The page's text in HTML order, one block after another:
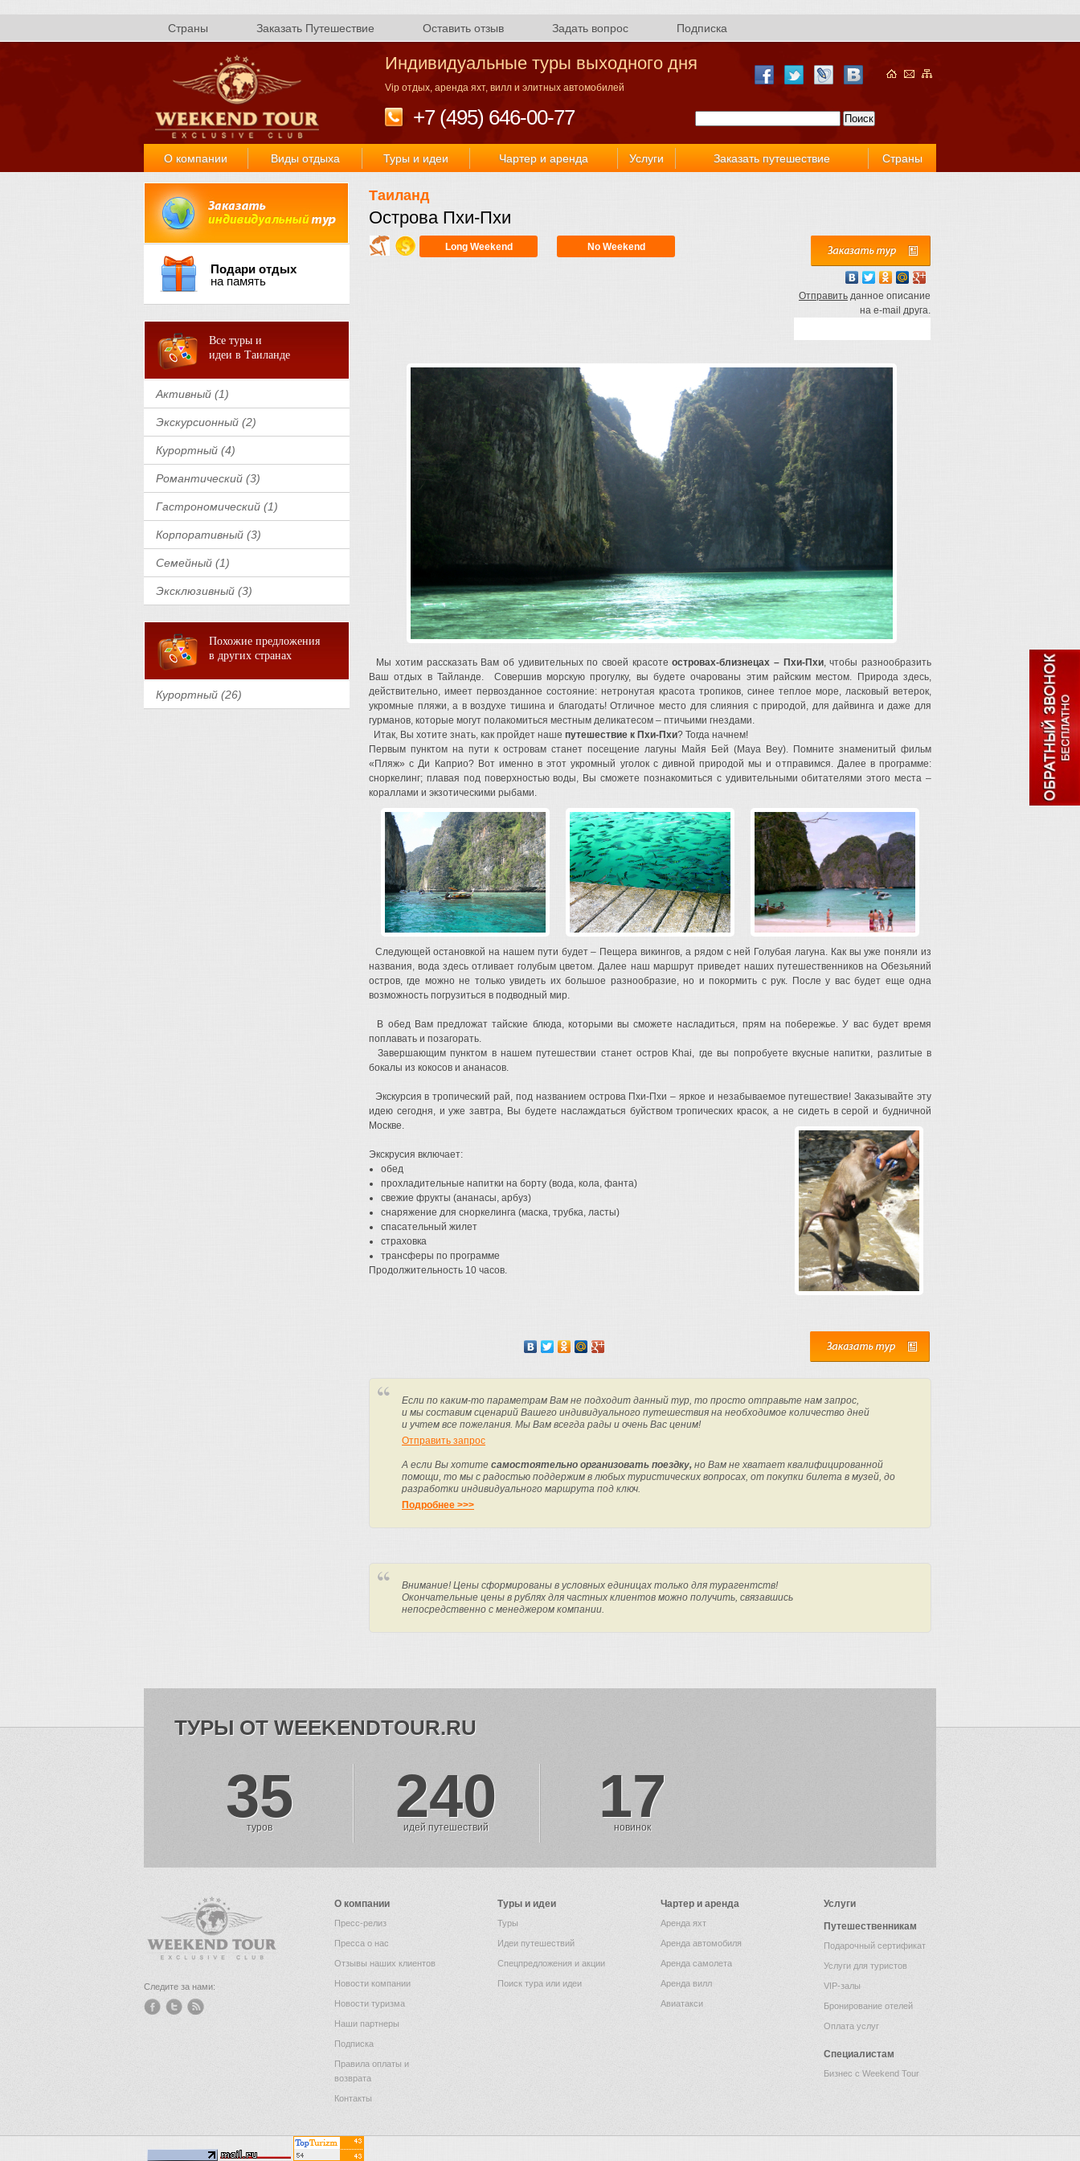
Страны Заказать Путешествие Оставить отзыв Задать вопрос Подписка
Индивидуальные туры выходного дня
Vip отдых, аренда яхт, вилл и элитных автомобилей
+7 (495) 646-00-77
О компании Виды отдыха Туры и идеи Чартер и аренда Услуги Заказать путешествие Страны
Подари отдых
на память
Все туры и
идеи в Таиланде
Активный (1)
Экскурсионный (2)
Курортный (4)
Романтический (3)
Гастрономический (1)
Корпоративный (3)
Семейный (1)
Эксклюзивный (3)
Похожие предложения
в других странах
Курортный (26)
Таиланд
Острова Пхи-Пхи
Long Weekend No Weekend
Отправить данное описание
на e-mail друга.
Мы хотим рассказать Вам об удивительных по своей красотеостровах-близнецах – Пхи-Пхи, чтобы разнообразить
Ваш отдых в Тайланде. Совершив морскую прогулку, вы будете очарованы этим райским местом. Природа здесь,
действительно, имеет первозданное состояние: нетронутая красота тропиков, синее теплое море, ласковый ветерок,
укромные пляжи, а в воздухе тишина и благодать! Отличное место для слияния с природой, для дайвинга и даже для
гурманов, которые могут полакомиться местным деликатесом – птичьими гнездами.
Итак, Вы хотите знать, как пройдет наше путешествие к Пхи-Пхи? Тогда начнем!
Первым пунктом на пути к островам станет посещение лагуны Майя Бей (Maya Bey). Помните знаменитый фильм
«Пляж» с Ди Каприо? Вот именно в этот укромный уголок с дивной природой мы и отправимся. Далее в программе:
сноркелинг; плавая под поверхностью воды, Вы сможете познакомиться с удивительными обитателями этого места –
кораллами и экзотическими рыбами.
Следующей остановкой на нашем пути будет – Пещера викингов, а рядом с ней Голубая лагуна. Как вы уже поняли из
названия, вода здесь отливает голубым цветом. Далее наш маршрут приведет наших путешественников на Обезьяний
остров, где можно не только увидеть их большое разнообразие, но и покормить с рук. После у вас будет еще одна
возможность погрузиться в подводный мир.
В обед Вам предложат тайские блюда, которыми вы сможете насладиться, прям на побережье. У вас будет время
поплавать и позагорать.
Завершающим пунктом в нашем путешествии станет остров Khai, где вы попробуете вкусные напитки, разлитые в
бокалы из кокосов и ананасов.
Экскурсия в тропический рай, под названием острова Пхи-Пхи – яркое и незабываемое путешествие! Заказывайте эту
идею сегодня, и уже завтра, Вы будете наслаждаться буйством тропических красок, а не сидеть в серой и будничной
Москве.
Экскрусия включает:
обед
прохладительные напитки на борту (вода, кола, фанта)
свежие фрукты (ананасы, арбуз)
снаряжение для сноркелинга (маска, трубка, ласты)
спасательный жилет
страховка
трансферы по программе
Продолжительность 10 часов.
Если по каким-то параметрам Вам не подходит данный тур, то просто отправьте нам запрос,
и мы составим сценарий Вашего индивидуального путешествия на необходимое количество дней
и учтем все пожелания. Мы Вам всегда рады и очень Вас ценим!
Отправить запрос
А если Вы хотите самостоятельно организовать поездку, но Вам не хватает квалифицированной
помощи, то мы с радостью поддержим в любых туристических вопросах, от покупки билета в музей, до
разработки индивидуального маршрута под ключ.
Подробнее >>>
Внимание! Цены сформированы в условных единицах только для турагентств!
Окончательные цены в рублях для частных клиентов можно получить, связавшись
непосредственно с менеджером компании.
ТУРЫ ОТ WEEKENDTOUR.RU
35
туров 240
идей путешествий 17
новинок
Следите за нами:
О компании
Пресс-релиз
Пресса о нас
Отзывы наших клиентов
Новости компании
Новости туризма
Наши партнеры
Подписка
Правила оплаты и
возврата
Контакты
Туры и идеи
Туры
Идеи путешествий
Спецпредложения и акции
Поиск тура или идеи
Чартер и аренда
Аренда яхт
Аренда автомобиля
Аренда самолета
Аренда вилл
Авиатакси
Услуги
Путешественникам
Подарочный сертификат
Услуги для туристов
VIP-залы
Бронирование отелей
Оплата услуг
Специалистам
Бизнес с Weekend Tour